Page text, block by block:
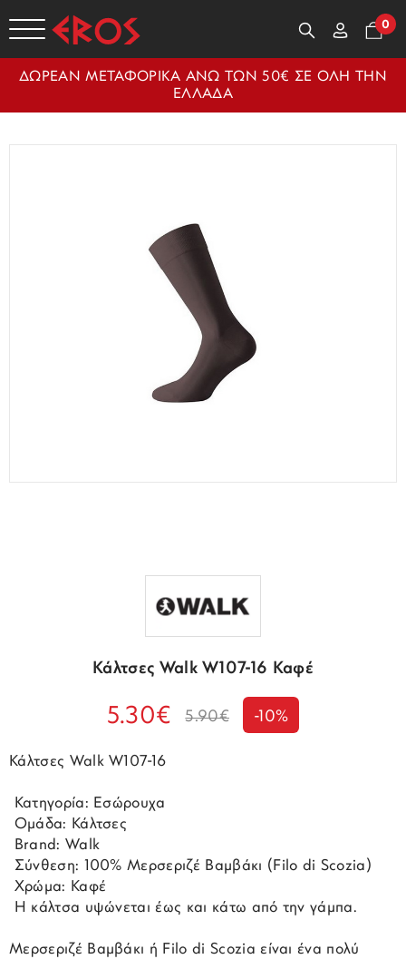
0
ΔΩΡΕΑΝ ΜΕΤΑΦΟΡΙΚΑ ΑΝΩ ΤΩΝ 50€ ΣΕ ΟΛΗ ΤΗΝ
ΕΛΛΑΔΑ
Κάλτσες Walk W107-16 Καφέ
5.30€ 5.90€ -10%
Κάλτσες Walk W107-16
 Κατηγορία: Εσώρουχα
 Ομάδα: Κάλτσες
 Brand: Walk
 Σύνθεση: 100% Μερσεριζέ Βαμβάκι (Filo di Scozia)
 Χρώμα: Καφέ
 Η κάλτσα υψώνεται έως και κάτω από την γάμπα.
Μερσεριζέ Βαμβάκι ή Filo di Scozia είναι ένα πολύ